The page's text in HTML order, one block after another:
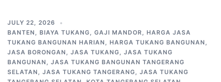
JULY 22, 2026
BANTEN , BIAYA TUKANG, GAJI MANDOR, HARGA JASA
TUKANG BANGUNAN HARIAN , HARGA TUKANG BANGUNAN ,
JASA BORONGAN , JASA TUKANG, JASA TUKANG
BANGUNAN , JASA TUKANG BANGUNAN TANGERANG
SELATAN , JASA TUKANG TANGERANG, JASA TUKANG